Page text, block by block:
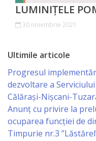
de
Stat
Actelor
Locale
Primăria
Aparatul
LUMINIȚELE
30 noiembrie 2021
Ultimile articole
Progresul
dezvoltare a
Călărași-Nișcani-
Anunț cu privire la
ocuparea funcţiei de
Timpurie nr.3